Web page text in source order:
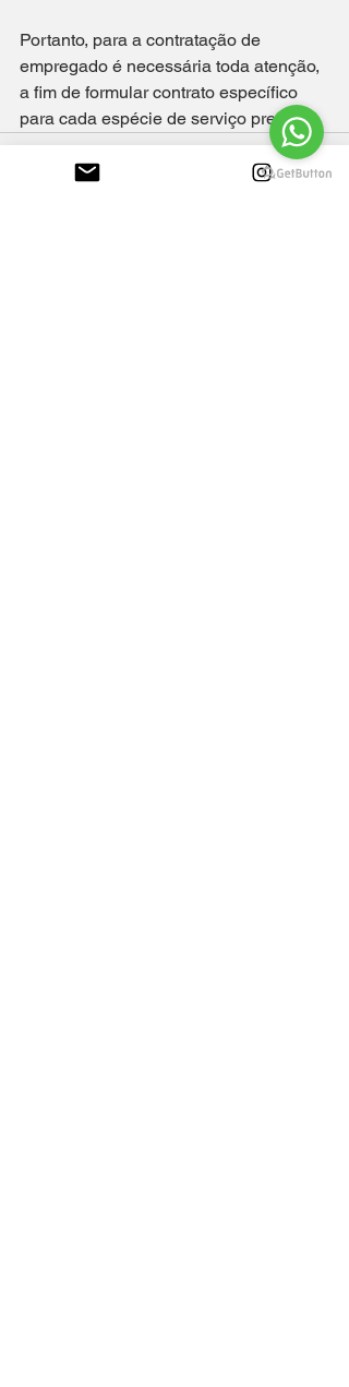
Portanto, para a contratação de
empregado é necessária toda atenção,
a fim de formular contrato específico
para cada espécie de serviço prestado.